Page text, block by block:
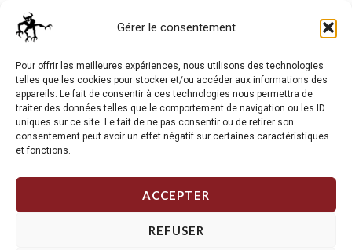
Gérer le consentement
Pour offrir les meilleures expériences, nous utilisons des technologies
telles que les cookies pour stocker et/ou accéder aux informations des
appareils. Le fait de consentir à ces technologies nous permettra de
traiter des données telles que le comportement de navigation ou les ID
uniques sur ce site. Le fait de ne pas consentir ou de retirer son
consentement peut avoir un effet négatif sur certaines caractéristiques
et fonctions.
ACCEPTER
REFUSER
La RC n'est pas notre seule passion, venez visiter notre shop
de motos